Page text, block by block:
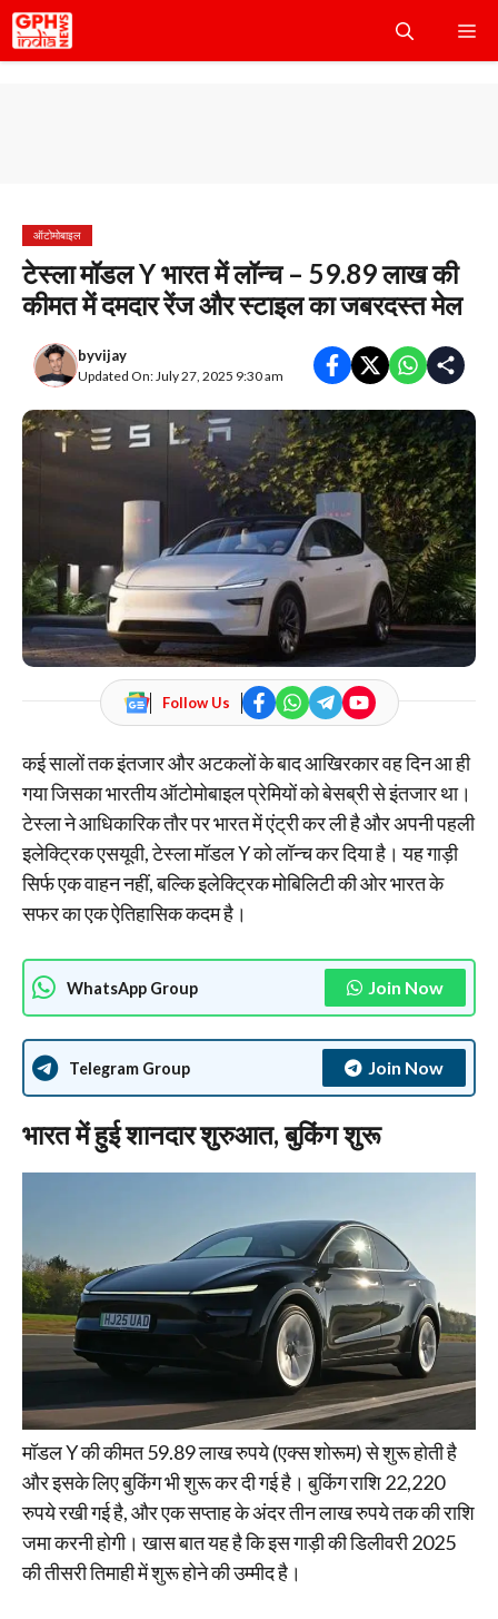
Skip
to
ऑटोमोबाइल
टेस्ला मॉडल Y भारत में लॉन्च – 59.89 लाख की
कीमत में दमदार रेंज और स्टाइल का जबरदस्त मेल
byvijay
Updated On: July 27, 2025 9:30 am
Follow Us
कई सालों तक इंतजार और अटकलों के बाद आखिरकार वह दिन आ ही
गया जिसका भारतीय ऑटोमोबाइल प्रेमियों को बेसब्री से इंतजार था।
टेस्ला ने आधिकारिक तौर पर भारत में एंट्री कर ली है और अपनी पहली
इलेक्ट्रिक एसयूवी, टेस्ला मॉडल Y को लॉन्च कर दिया है। यह गाड़ी
सिर्फ एक वाहन नहीं, बल्कि इलेक्ट्रिक मोबिलिटी की ओर भारत के
सफर का एक ऐतिहासिक कदम है।
WhatsApp Group Join Now
Telegram Group Join Now
भारत में हुई शानदार शुरुआत, बुकिंग शुरू
मॉडल Y की कीमत 59.89 लाख रुपये (एक्स शोरूम) से शुरू होती है
और इसके लिए बुकिंग भी शुरू कर दी गई है। बुकिंग राशि 22,220
रुपये रखी गई है, और एक सप्ताह के अंदर तीन लाख रुपये तक की राशि
जमा करनी होगी। खास बात यह है कि इस गाड़ी की डिलीवरी 2025
की तीसरी तिमाही में शुरू होने की उम्मीद है।